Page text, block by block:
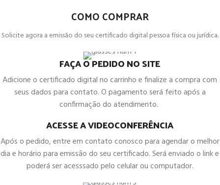
COMO COMPRAR
Solicite agora a emissão do seu certificado digital pessoa física ou jurídica.
FAÇA O PEDIDO NO SITE
Adicione o certificado digital no carrinho e finalize a compra com
seus dados para contato. O pagamento será feito após a
confirmação do atendimento.
ACESSE A VIDEOCONFERÊNCIA
Após o pedido, entre em contato conosco para agendar o melhor
dia e horário para emissão do seu certificado. Será enviado o link e
poderá ser acesssado pelo celular ou computador.